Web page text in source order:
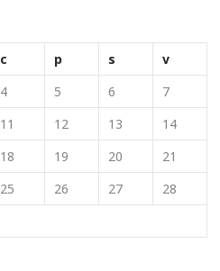
c p s
v
4 5 6
7
11 12 13
14
18 19 20
21
25 26 27
28